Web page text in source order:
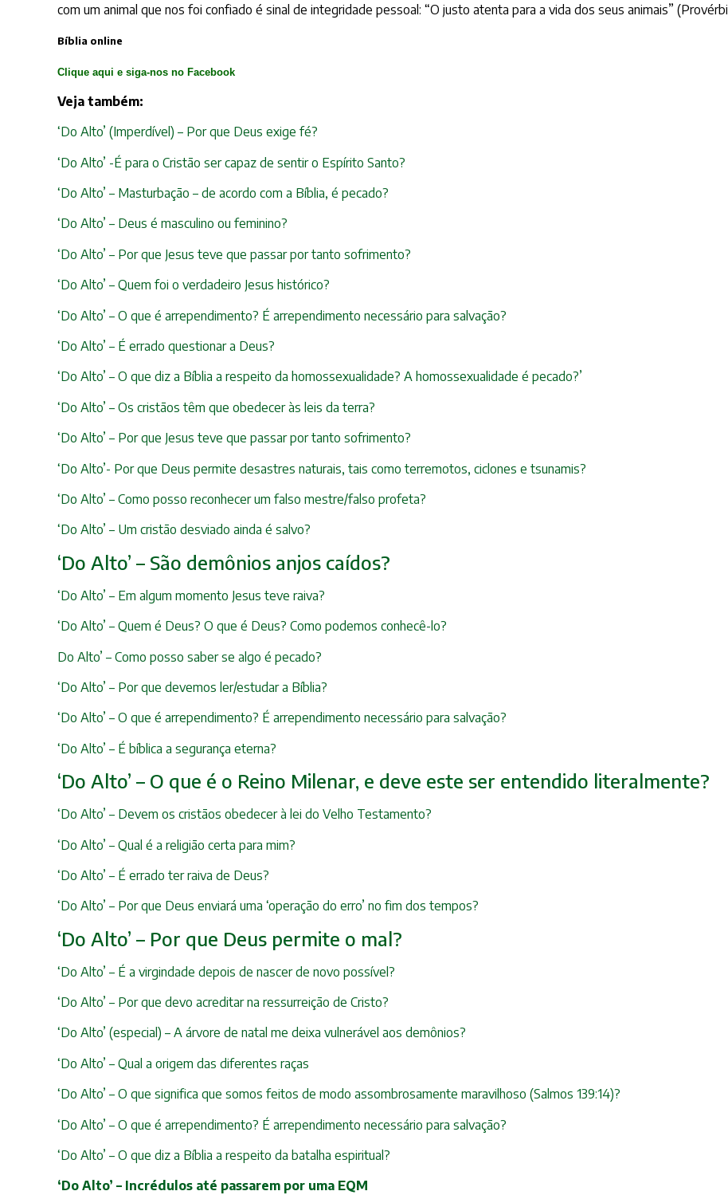
com um animal que nos foi confiado é sinal de integridade pessoal: “O justo atenta para a vida dos seus animais”
Bíblia online
Clique aqui e siga-nos no Facebook
Veja também:
‘Do Alto’ (Imperdível) – Por que Deus exige fé?
‘Do Alto’ -É para o Cristão ser capaz de sentir o Espírito Santo?
‘Do Alto’ – Masturbação – de acordo com a Bíblia, é pecado?
‘Do Alto’ – Deus é masculino ou feminino?
‘Do Alto’ – Por que Jesus teve que passar por tanto sofrimento?
‘Do Alto’ – Quem foi o verdadeiro Jesus histórico?
‘Do Alto’ – O que é arrependimento? É arrependimento necessário para salvação?
‘Do Alto’ – É errado questionar a Deus?
‘Do Alto’ – O que diz a Bíblia a respeito da homossexualidade? A homossexualidade é pecado?’
‘Do Alto’ – Os cristãos têm que obedecer às leis da terra?
‘Do Alto’ – Por que Jesus teve que passar por tanto sofrimento?
‘Do Alto’- Por que Deus permite desastres naturais, tais como terremotos, ciclones e tsunamis?
‘Do Alto’ – Como posso reconhecer um falso mestre/falso profeta?
‘Do Alto’ – Um cristão desviado ainda é salvo?
‘Do Alto’ – São demônios anjos caídos?
‘Do Alto’ – Em algum momento Jesus teve raiva?
‘Do Alto’ – Quem é Deus? O que é Deus? Como podemos conhecê-lo?
Do Alto’ – Como posso saber se algo é pecado?
‘Do Alto’ – Por que devemos ler/estudar a Bíblia?
‘Do Alto’ – O que é arrependimento? É arrependimento necessário para salvação?
‘Do Alto’ – É bíblica a segurança eterna?
‘Do Alto’ – O que é o Reino Milenar, e deve este ser entendido literalmente?
‘Do Alto’ – Devem os cristãos obedecer à lei do Velho Testamento?
‘Do Alto’ – Qual é a religião certa para mim?
‘Do Alto’ – É errado ter raiva de Deus?
‘Do Alto’ – Por que Deus enviará uma ‘operação do erro’ no fim dos tempos?
‘Do Alto’ – Por que Deus permite o mal?
‘Do Alto’ – É a virgindade depois de nascer de novo possível?
‘Do Alto’ – Por que devo acreditar na ressurreição de Cristo?
‘Do Alto’ (especial) – A árvore de natal me deixa vulnerável aos demônios?
‘Do Alto’ – Qual a origem das diferentes raças
‘Do Alto’ – O que significa que somos feitos de modo assombrosamente maravilhoso (Salmos 139:14)?
‘Do Alto’ – O que é arrependimento? É arrependimento necessário para salvação?
‘Do Alto’ – O que diz a Bíblia a respeito da batalha espiritual?
‘Do Alto’ – Incrédulos até passarem por uma EQM